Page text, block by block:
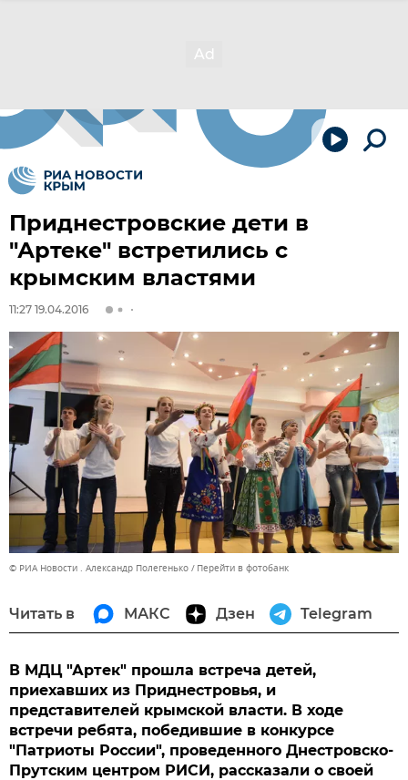
Приднестровские дети в
"Артеке" встретились с
крымским властями
11:27 19.04.2016
© РИА Новости . Александр Полегенько Перейти в фотобанк
Читать в МАКС Дзен Telegram
В МДЦ "Артек" прошла встреча детей,
приехавших из Приднестровья, и
представителей крымской власти. В ходе
встречи ребята, победившие в конкурсе
"Патриоты России", проведенного Днестровско-
Прутским центром РИСИ, рассказали о своей